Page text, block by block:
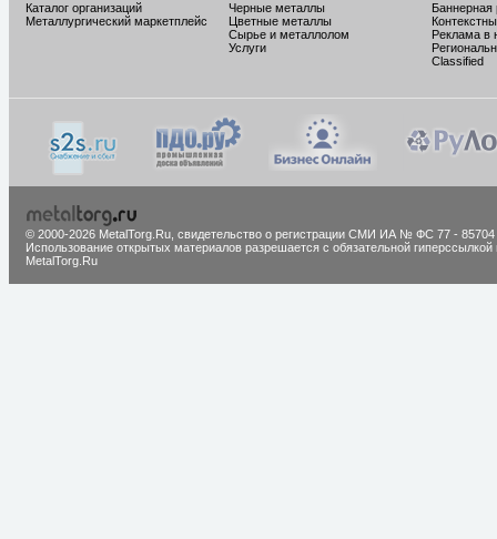
Каталог организаций
Металлургический маркетплейс
Черные металлы
Цветные металлы
Сырье и металлолом
Услуги
Баннерная
Реклама в
Classified
© 2000-2026 MetalTorg.Ru, cвидетельство о регистрации СМИ ИА № ФС 77 - 85704
Использование открытых материалов разрешается с обязательной гиперссылкой
MetalTorg.Ru